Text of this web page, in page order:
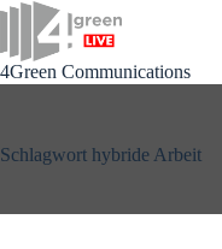
Zum
Inhalt
springen
4Green Communications
Schlagwort hybride Arbeit